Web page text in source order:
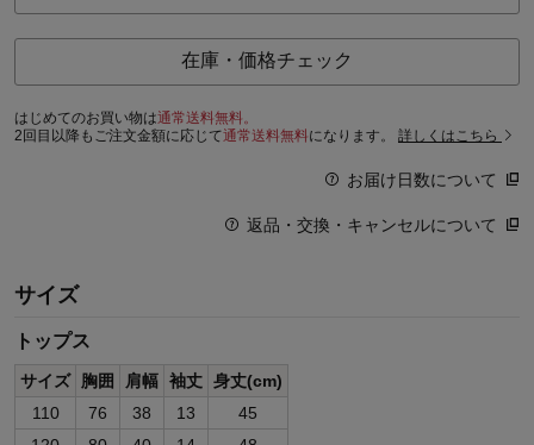
在庫・価格チェック
はじめてのお買い物は通常送料無料。
2回目以降もご注文金額に応じて通常送料無料になります。 詳しくはこちら
お届け日数について
返品・交換・キャンセルについて
サイズ
トップス
サイズ 胸囲 肩幅 袖丈 身丈(cm)
110
76 38 13
45